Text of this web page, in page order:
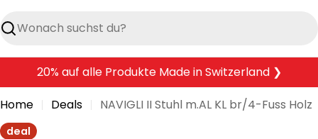
Suchen
20% auf alle Produkte Made in Switzerland ❯
Home
Deals NAVIGLI II Stuhl m.AL KL br/4-Fuss Holz
deal